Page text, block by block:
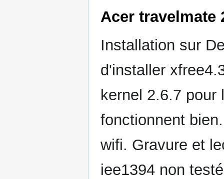
Acer travelmate
Installation sur
d'installer
kernel 2.6.7 pour
fonctionnent
wifi. Gravure et
iee1394 non